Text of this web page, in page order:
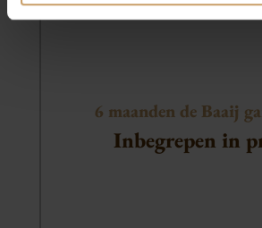
BOVAG 40-punten check
6 maanden de Baaij
Inbegrepen in